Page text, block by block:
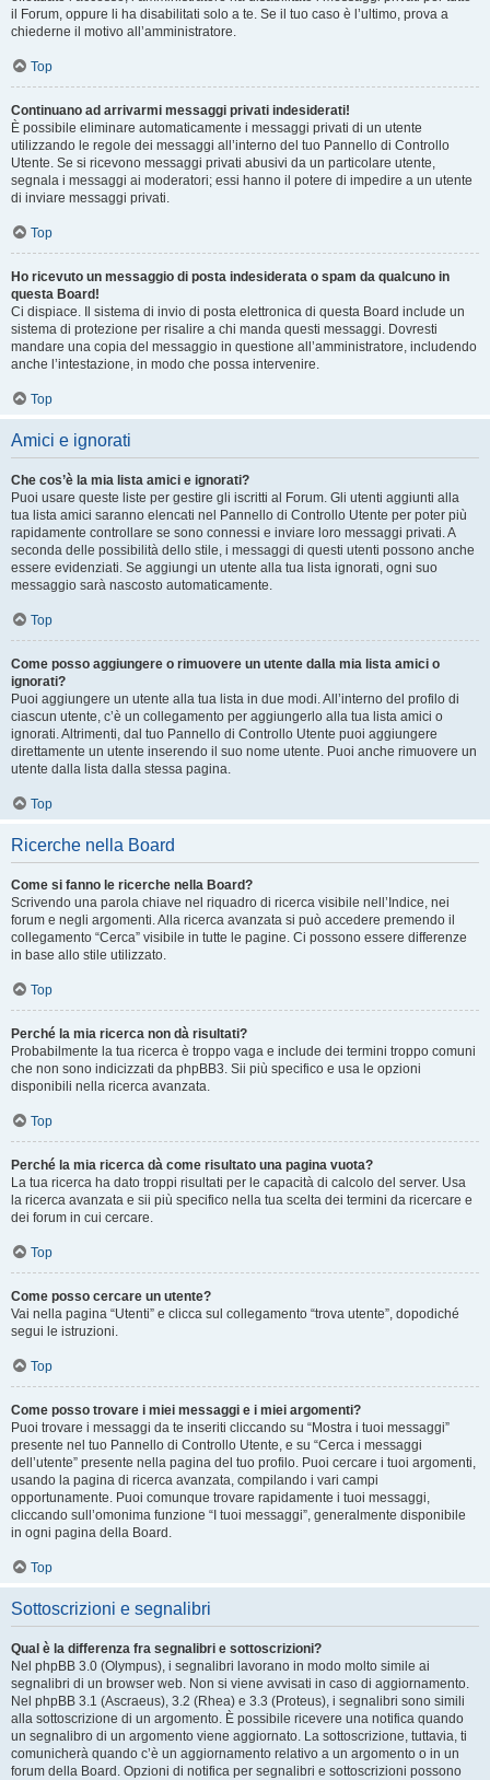
il Forum, oppure li ha disabilitati solo a te. Se il tuo caso è l’ultimo, prova a
chiederne il motivo all’amministratore.
Top
Continuano ad arrivarmi messaggi privati indesiderati!
È possibile eliminare automaticamente i messaggi privati ​​di un utente
utilizzando le regole dei messaggi all’interno del tuo Pannello di Controllo
Utente. Se si ricevono messaggi privati ​​abusivi da un particolare utente,
segnala i messaggi ai moderatori; essi hanno il potere di impedire a un utente
di inviare messaggi privati​​.
Top
Ho ricevuto un messaggio di posta indesiderata o spam da qualcuno in
questa Board!
Ci dispiace. Il sistema di invio di posta elettronica di questa Board include un
sistema di protezione per risalire a chi manda questi messaggi. Dovresti
mandare una copia del messaggio in questione all’amministratore, includendo
anche l’intestazione, in modo che possa intervenire.
Top
Amici e ignorati
Che cos’è la mia lista amici e ignorati?
Puoi usare queste liste per gestire gli iscritti al Forum. Gli utenti aggiunti alla
tua lista amici saranno elencati nel Pannello di Controllo Utente per poter più
rapidamente controllare se sono connessi e inviare loro messaggi privati. A
seconda delle possibilità dello stile, i messaggi di questi utenti possono anche
essere evidenziati. Se aggiungi un utente alla tua lista ignorati, ogni suo
messaggio sarà nascosto automaticamente.
Top
Come posso aggiungere o rimuovere un utente dalla mia lista amici o
ignorati?
Puoi aggiungere un utente alla tua lista in due modi. All’interno del profilo di
ciascun utente, c’è un collegamento per aggiungerlo alla tua lista amici o
ignorati. Altrimenti, dal tuo Pannello di Controllo Utente puoi aggiungere
direttamente un utente inserendo il suo nome utente. Puoi anche rimuovere un
utente dalla lista dalla stessa pagina.
Top
Ricerche nella Board
Come si fanno le ricerche nella Board?
Scrivendo una parola chiave nel riquadro di ricerca visibile nell’Indice, nei
forum e negli argomenti. Alla ricerca avanzata si può accedere premendo il
collegamento “Cerca” visibile in tutte le pagine. Ci possono essere differenze
in base allo stile utilizzato.
Top
Perché la mia ricerca non dà risultati?
Probabilmente la tua ricerca è troppo vaga e include dei termini troppo comuni
che non sono indicizzati da phpBB3. Sii più specifico e usa le opzioni
disponibili nella ricerca avanzata.
Top
Perché la mia ricerca dà come risultato una pagina vuota?
La tua ricerca ha dato troppi risultati per le capacità di calcolo del server. Usa
la ricerca avanzata e sii più specifico nella tua scelta dei termini da ricercare e
dei forum in cui cercare.
Top
Come posso cercare un utente?
Vai nella pagina “Utenti” e clicca sul collegamento “trova utente”, dopodiché
segui le istruzioni.
Top
Come posso trovare i miei messaggi e i miei argomenti?
Puoi trovare i messaggi da te inseriti cliccando su “Mostra i tuoi messaggi”
presente nel tuo Pannello di Controllo Utente, e su “Cerca i messaggi
dell’utente” presente nella pagina del tuo profilo. Puoi cercare i tuoi argomenti,
usando la pagina di ricerca avanzata, compilando i vari campi
opportunamente. Puoi comunque trovare rapidamente i tuoi messaggi,
cliccando sull’omonima funzione “I tuoi messaggi”, generalmente disponibile
in ogni pagina della Board.
Top
Sottoscrizioni e segnalibri
Qual è la differenza fra segnalibri e sottoscrizioni?
Nel phpBB 3.0 (Olympus), i segnalibri lavorano in modo molto simile ai
segnalibri di un browser web. Non si viene avvisati in caso di aggiornamento.
Nel phpBB 3.1 (Ascraeus), 3.2 (Rhea) e 3.3 (Proteus), i segnalibri sono simili
alla sottoscrizione di un argomento. È possibile ricevere una notifica quando
un segnalibro di un argomento viene aggiornato. La sottoscrizione, tuttavia, ti
comunicherà quando c’è un aggiornamento relativo a un argomento o in un
forum della Board. Opzioni di notifica per segnalibri e sottoscrizioni possono